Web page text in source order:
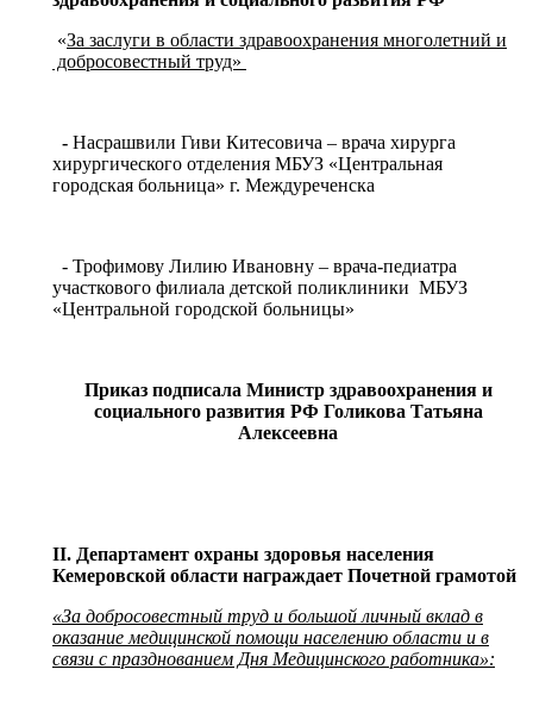
«За заслуги в области здравоохранения многолетний и
добросовестный труд»
- Насрашвили Гиви Китесовича – врача хирурга
хирургического отделения МБУЗ «Центральная
городская больница» г. Междуреченска
- Трофимову Лилию Ивановну – врача-педиатра
участкового филиала детской поликлиники МБУЗ
«Центральной городской больницы»
Приказ подписала Министр здравоохранения и
социального развития РФ Голикова Татьяна
Алексеевна
II. Департамент охраны здоровья населения
Кемеровской области награждает Почетной грамотой
«За добросовестный труд и большой личный вклад в
оказание медицинской помощи населению области и в
связи с празднованием Дня Медицинского работника»: